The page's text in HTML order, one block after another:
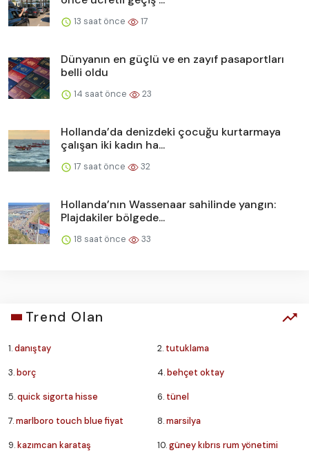
13 saat önce 17
Dünyanın en güçlü ve en zayıf pasaportları
belli oldu
14 saat önce 23
Hollanda’da denizdeki çocuğu kurtarmaya
çalışan iki kadın ha...
17 saat önce 32
Hollanda’nın Wassenaar sahilinde yangın:
Plajdakiler bölgede...
18 saat önce 33
Trend Olan
1.danıştay 2. tutuklama
3.borç 4.behçet oktay
5.quick sigorta hisse 6. tünel
7.marlboro touch blue fiyat 8.marsilya
9.kazımcan karataş 10.güney kıbrıs rum yönetimi